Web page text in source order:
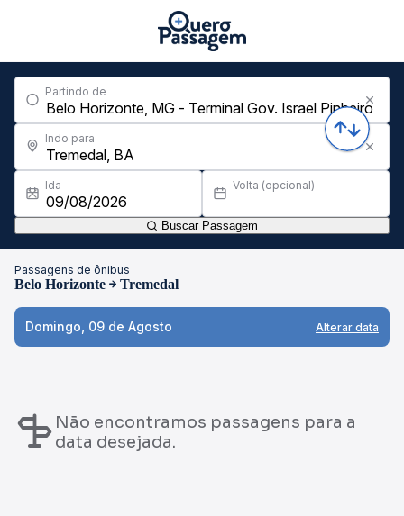
Partindo de
Indo para
Ida Volta (opcional)
Buscar Passagem
Passagens de ônibus
Belo Horizonte Tremedal
Domingo, 09 de Agosto Alterar data
Não encontramos passagens para a
data desejada.